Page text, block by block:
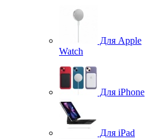
Для Apple
Watch
Для iPhone
Для iPad